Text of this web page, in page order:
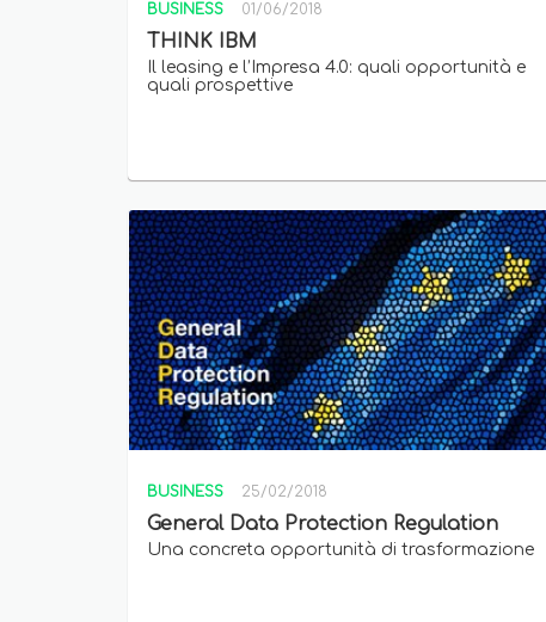
BUSINESS 01/06/2018
THINK IBM
Il leasing e l’Impresa 4.0: quali opportunità e
quali prospettive
BUSINESS 25/02/2018
General Data Protection Regulation
Una concreta opportunità di trasformazione